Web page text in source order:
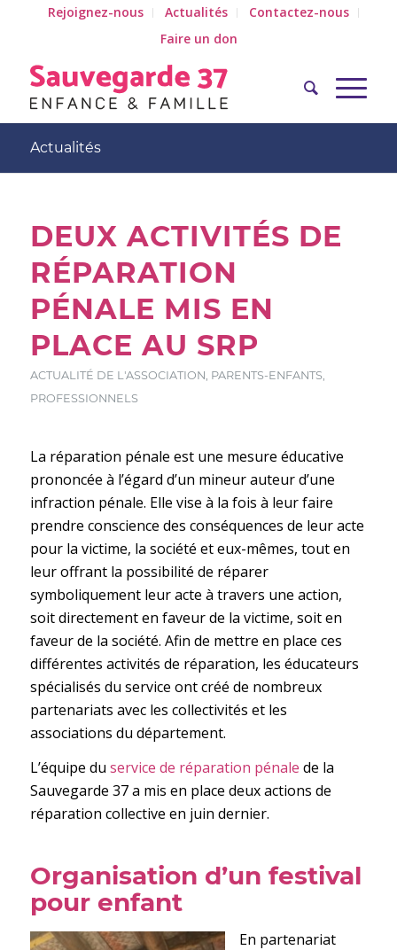
Rejoignez-nous Actualités
Contactez-nous
Faire un don
Actualités
DEUX ACTIVITÉS DE
RÉPARATION
PÉNALE MIS EN
PLACE AU SRP
ACTUALITÉ DE L'ASSOCIATION, PARENTS-ENFANTS,
PROFESSIONNELS
La réparation pénale est une mesure éducative
prononcée à l’égard d’un mineur auteur d’une
infraction pénale. Elle vise à la fois à leur faire
prendre conscience des conséquences de leur acte
pour la victime, la société et eux-mêmes, tout en
leur offrant la possibilité de réparer
symboliquement leur acte à travers une action,
soit directement en faveur de la victime, soit en
faveur de la société. Afin de mettre en place ces
différentes activités de réparation, les éducateurs
spécialisés du service ont créé de nombreux
partenariats avec les collectivités et les
associations du département.
L’équipe du service de réparation pénale de la
Sauvegarde 37 a mis en place deux actions de
réparation collective en juin dernier.
Organisation d’un festival
pour enfant
En partenariat